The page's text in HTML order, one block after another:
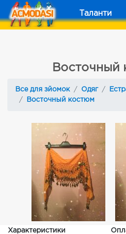
Таланти
Восточный
Все для зйомок Одяг
Восточный костюм
Характеристики